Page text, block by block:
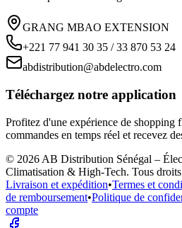
GRANG MBAO EXTENSION
+221 77 941 30 35 / 33 870 53 24
abdistribution@abdelectro.com
Téléchargez notre application
Profitez d'une expérience de shopping
commandes en temps réel et recevez
© 2026 AB Distribution Sénégal –
Climatisation & High-Tech. Tous
Livraison et expédition•Termes et
de remboursement•Politique de
compte